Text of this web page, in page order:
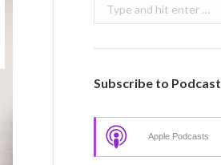
Search:
Subscribe to Podcast
Apple Podcasts